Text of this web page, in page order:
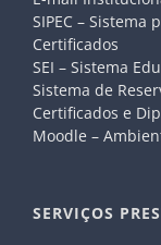
SIPEC – Sistema
Certificados
SEI – Sistema
Sistema de
Certificados e
Moodle –
SERVIÇOS